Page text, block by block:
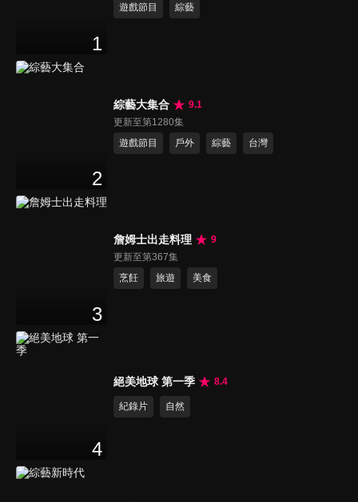
1
遊戲節目
綜藝
2
綜藝大集合
9.1
更新至第1280集
遊戲節目
戶外 綜藝 台灣
3
詹姆士出走料理
9
更新至第367集
烹飪
旅遊 美食
4
絕美地球 第一季 8.4
紀錄片 自然